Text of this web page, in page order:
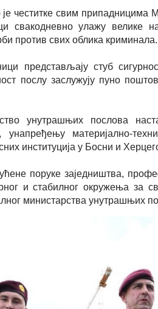
је честитке свим
свакодневно улажу велике
против свих облика криминала.
представљају стуб
послу заслужују пуно
унутрашњих послова
унапређењу материјално-
институција у Босни и
поруке заједништва,
и стабилног окружења за
министарства унутрашњих